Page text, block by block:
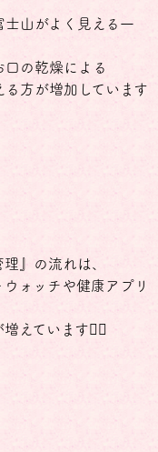
山がよく見える一
の乾燥による
る方が増加しています
』の流れは、
ォッチや健康アプリ
えています☝🏻